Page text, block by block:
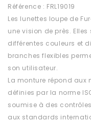
Référence : FRL19019
Les lunettes loupe de
une vision de près.
différentes couleurs et
branches flexibles
son utilisateur.
La monture répond
définies par la norme
soumise à des
aux standards